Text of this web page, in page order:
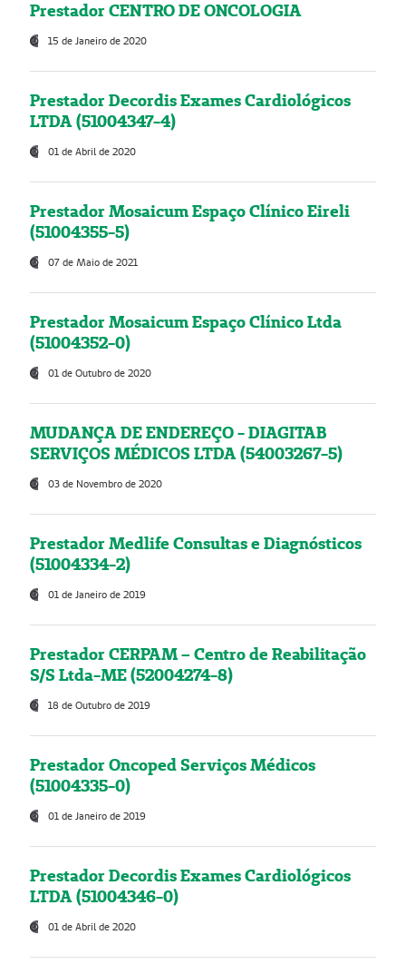
Prestador CENTRO DE ONCOLOGIA
15 de Janeiro de 2020
Prestador Decordis Exames Cardiológicos
LTDA (51004347-4)
01 de Abril de 2020
Prestador Mosaicum Espaço Clínico Eireli
(51004355-5)
07 de Maio de 2021
Prestador Mosaicum Espaço Clínico Ltda
(51004352-0)
01 de Outubro de 2020
MUDANÇA DE ENDEREÇO - DIAGITAB
SERVIÇOS MÉDICOS LTDA (54003267-5)
03 de Novembro de 2020
Prestador Medlife Consultas e Diagnósticos
(51004334-2)
01 de Janeiro de 2019
Prestador CERPAM – Centro de Reabilitação
S/S Ltda-ME (52004274-8)
18 de Outubro de 2019
Prestador Oncoped Serviços Médicos
(51004335-0)
01 de Janeiro de 2019
Prestador Decordis Exames Cardiológicos
LTDA (51004346-0)
01 de Abril de 2020